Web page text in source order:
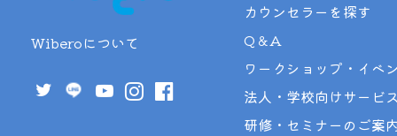
Wiberoについて
カウンセラーを探す
Q＆A
ワークショップ・イベ
法人・学校向けサービ
研修・セミナーのご案